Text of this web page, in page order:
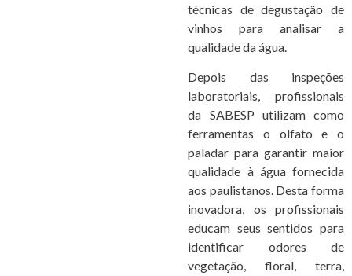
técnicas de degustação de
vinhos para analisar a
qualidade da água.
Depois das inspeções
laboratoriais, profissionais
da SABESP utilizam como
ferramentas o olfato e o
paladar para garantir maior
qualidade à água fornecida
aos paulistanos. Desta forma
inovadora, os profissionais
educam seus sentidos para
identificar odores de
vegetação, floral, terra,